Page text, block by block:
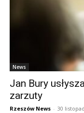
News
Jan Bury
zarzuty
Rzeszów News - 30